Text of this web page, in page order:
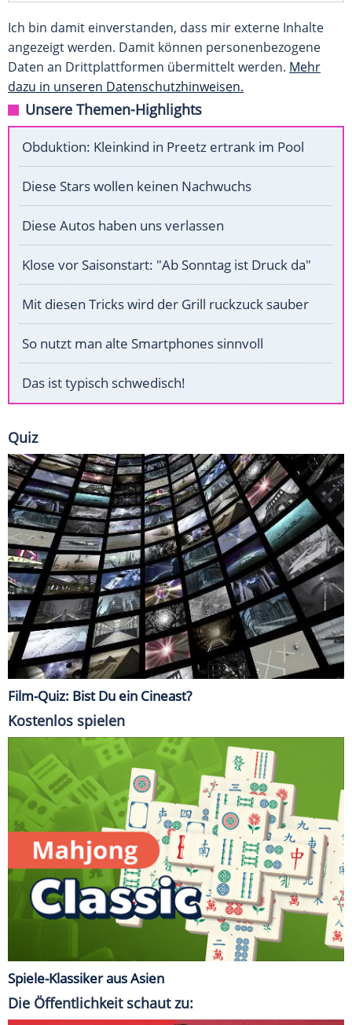
Ich bin damit einverstanden, dass mir externe Inhalte
angezeigt werden. Damit können personenbezogene
Daten an Drittplattformen übermittelt werden. Mehr
dazu in unseren Datenschutzhinweisen.
Unsere Themen-Highlights
Obduktion: Kleinkind in Preetz ertrank im Pool
Diese Stars wollen keinen Nachwuchs
Diese Autos haben uns verlassen
Klose vor Saisonstart: "Ab Sonntag ist Druck da"
Mit diesen Tricks wird der Grill ruckzuck sauber
So nutzt man alte Smartphones sinnvoll
Das ist typisch schwedisch!
Quiz
Film-Quiz: Bist Du ein Cineast?
Kostenlos spielen
Spiele-Klassiker aus Asien
Die Öffentlichkeit schaut zu: